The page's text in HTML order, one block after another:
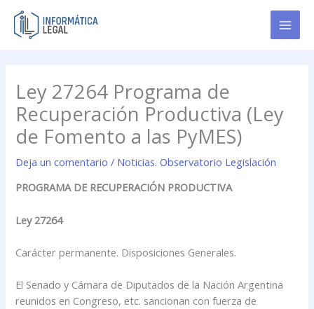
contenido
Ley 27264 Programa de
Recuperación Productiva (Ley
de Fomento a las PyMES)
Deja un comentario / Noticias. Observatorio Legislación
PROGRAMA DE RECUPERACIÓN PRODUCTIVA
Ley 27264
Carácter permanente. Disposiciones Generales.
El Senado y Cámara de Diputados de la Nación Argentina
reunidos en Congreso, etc. sancionan con fuerza de